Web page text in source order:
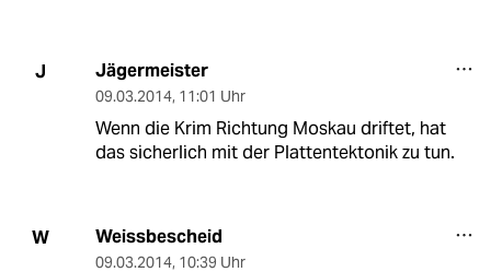
J Jägermeister
09.03.2014, 11:01 Uhr
Wenn die Krim Richtung Moskau driftet, hat
das sicherlich mit der Plattentektonik zu tun.
W Weissbescheid
09.03.2014, 10:39 Uhr